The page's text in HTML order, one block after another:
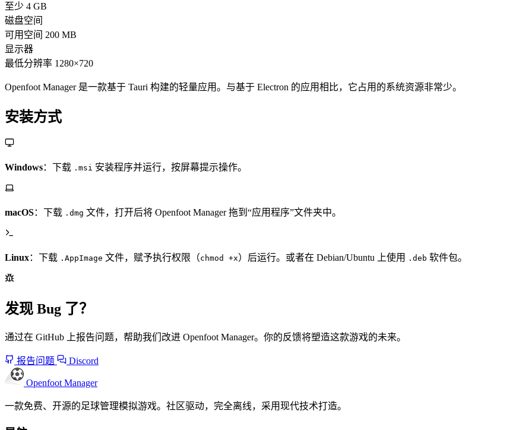
至少 4 GB
磁盘空间
可用空间 200 MB
显示器
最低分辨率 1280×720
Openfoot Manager 是一款基于 Tauri 构建的轻量应用。与基于 Electron 的应用相比，它占用的系统资源非常少。
安装方式
Windows：下载 .msi 安装程序并运行，按屏幕提示操作。
macOS：下载 .dmg 文件，打开后将 Openfoot Manager 拖到“应用程序”文件夹中。
Linux：下载 .AppImage 文件，赋予执行权限（chmod +x）后运行。或者在 Debian/Ubuntu 上使用 .deb 软件包。
发现 Bug 了？
通过在 GitHub 上报告问题，帮助我们改进 Openfoot Manager。你的反馈将塑造这款游戏的未来。
报告问题 Discord
OpenfootManager
一款免费、开源的足球管理模拟游戏。社区驱动，完全离线，采用现代技术打造。